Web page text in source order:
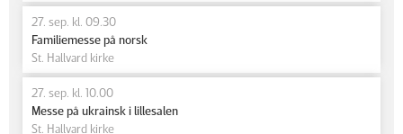
27. sep. kl. 09.30
Familiemesse på norsk
St. Hallvard kirke
27. sep. kl. 10.00
Messe på ukrainsk i lillesalen
St. Hallvard kirke